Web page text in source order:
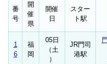
番
号
開
催
県
開催
日
スター
ト駅
1
6
福
岡
05日
（土
）
JR門司
港駅